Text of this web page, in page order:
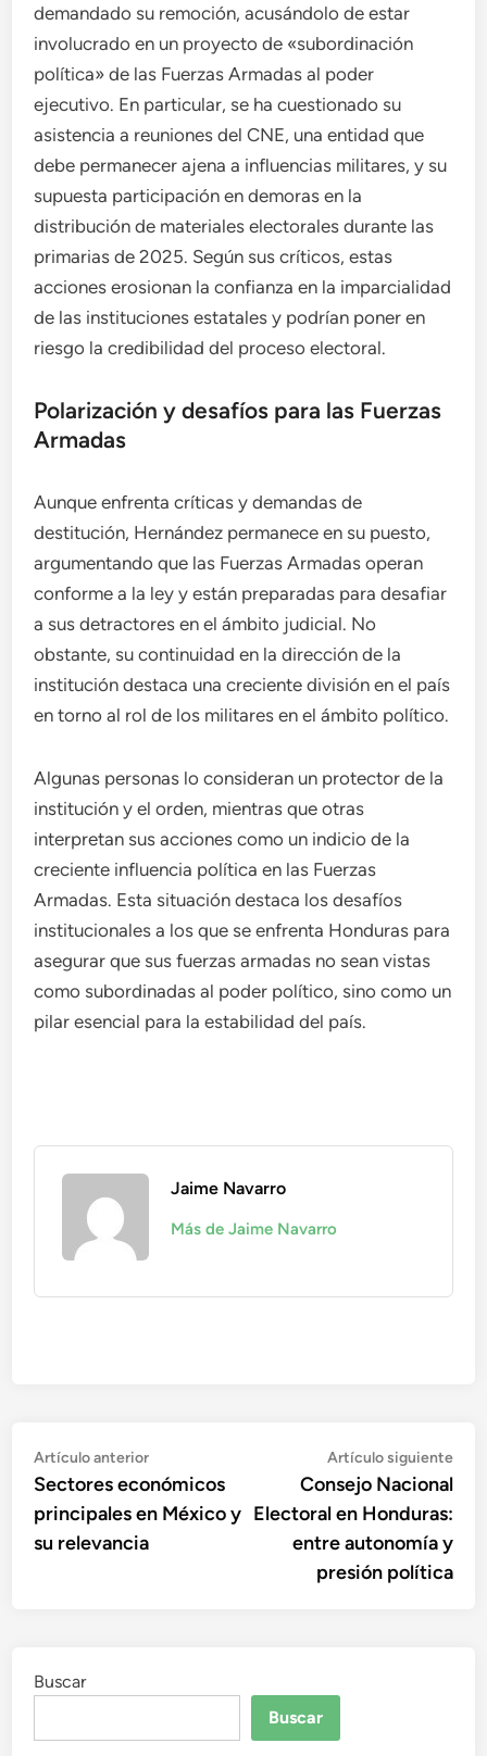
demandado su remoción, acusándolo de estar
involucrado en un proyecto de «subordinación
política» de las Fuerzas Armadas al poder
ejecutivo. En particular, se ha cuestionado su
asistencia a reuniones del CNE, una entidad que
debe permanecer ajena a influencias militares, y su
supuesta participación en demoras en la
distribución de materiales electorales durante las
primarias de 2025. Según sus críticos, estas
acciones erosionan la confianza en la imparcialidad
de las instituciones estatales y podrían poner en
riesgo la credibilidad del proceso electoral.
Polarización y desafíos para las Fuerzas
Armadas
Aunque enfrenta críticas y demandas de
destitución, Hernández permanece en su puesto,
argumentando que las Fuerzas Armadas operan
conforme a la ley y están preparadas para desafiar
a sus detractores en el ámbito judicial. No
obstante, su continuidad en la dirección de la
institución destaca una creciente división en el país
en torno al rol de los militares en el ámbito político.
Algunas personas lo consideran un protector de la
institución y el orden, mientras que otras
interpretan sus acciones como un indicio de la
creciente influencia política en las Fuerzas
Armadas. Esta situación destaca los desafíos
institucionales a los que se enfrenta Honduras para
asegurar que sus fuerzas armadas no sean vistas
como subordinadas al poder político, sino como un
pilar esencial para la estabilidad del país.
Jaime Navarro
Más de Jaime Navarro
Navegación
de
entradas
Artículo anteriorArtículo
anterior:
Sectores económicos
principales en México y
su relevancia
Artículo siguiente
Consejo Nacional
Electoral en Honduras:
entre autonomía y
presión política
Buscar
Buscar